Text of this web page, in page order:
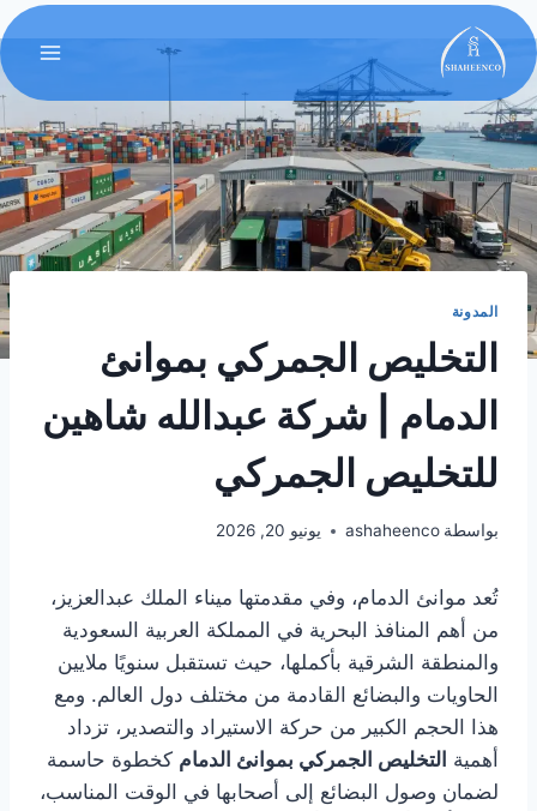
المدونة
التخليص الجمركي بموانئ
الدمام | شركة عبدالله شاهين
للتخليص الجمركي
بواسطة ashaheenco يونيو 20, 2026
تُعد موانئ الدمام، وفي مقدمتها ميناء الملك عبدالعزيز،
من أهم المنافذ البحرية في المملكة العربية السعودية
والمنطقة الشرقية بأكملها، حيث تستقبل سنويًا ملايين
الحاويات والبضائع القادمة من مختلف دول العالم. ومع
هذا الحجم الكبير من حركة الاستيراد والتصدير، تزداد
أهمية التخليص الجمركي بموانئ الدمام كخطوة حاسمة
لضمان وصول البضائع إلى أصحابها في الوقت المناسب،